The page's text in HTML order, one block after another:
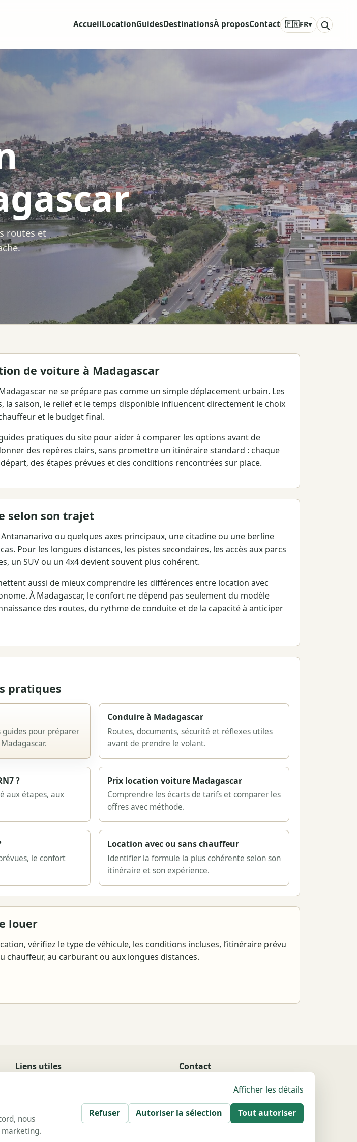
AccueilLocationGuidesDestinationsÀ proposContact 🇫🇷FR▾
routes et
de voiture à Madagascar
ne se prépare pas comme un simple déplacement urbain. Les
la saison, le relief et le temps disponible influencent directement le choix
et le budget final.
pratiques du site pour aider à comparer les options avant de
des repères clairs, sans promettre un itinéraire standard : chaque
des étapes prévues et des conditions rencontrées sur place.
selon son trajet
ou quelques axes principaux, une citadine ou une berline
Pour les longues distances, les pistes secondaires, les accès aux parcs
un SUV ou un 4x4 devient souvent plus cohérent.
aussi de mieux comprendre les différences entre location avec
À Madagascar, le confort ne dépend pas seulement du modèle
des routes, du rythme de conduite et de la capacité à anticiper
pratiques
guides pour préparer
Conduire à Madagascar
Routes, documents, sécurité et réflexes utiles
avant de prendre le volant.
?
aux étapes, aux
Prix location voiture Madagascar
Comprendre les écarts de tarifs et comparer les
offres avec méthode.
le confort
Location avec ou sans chauffeur
Identifier la formule la plus cohérente selon son
itinéraire et son expérience.
louer
vérifiez le type de véhicule, les conditions incluses, l’itinéraire prévu
chauffeur, au carburant ou aux longues distances.
Liens utiles
Location 4x4
Contact
Mentions légales
Sitemap
nous
Afficher les détails
Refuser Autoriser la sélection Tout autoriser